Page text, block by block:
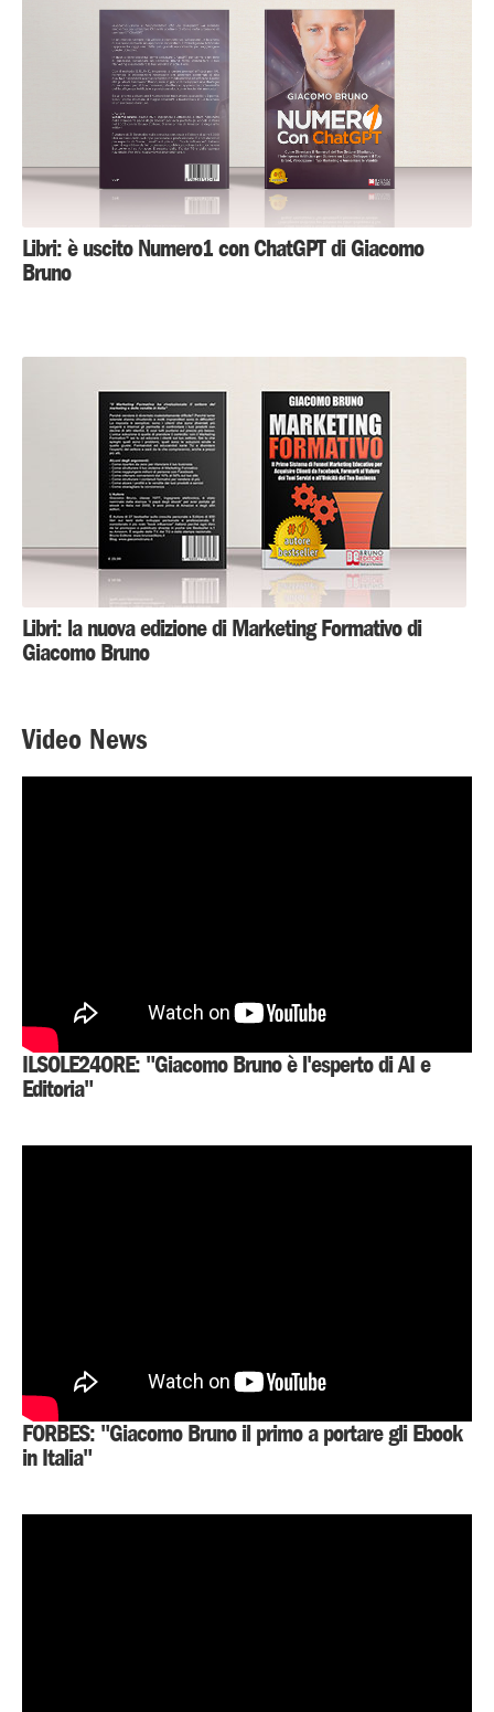
Libri: è uscito Numero1 con ChatGPT di Giacomo
Bruno
Libri: la nuova edizione di Marketing Formativo di
Giacomo Bruno
Video News
ILSOLE24ORE: "Giacomo Bruno è l'esperto di AI e
Editoria"
FORBES: "Giacomo Bruno il primo a portare gli Ebook
in Italia"